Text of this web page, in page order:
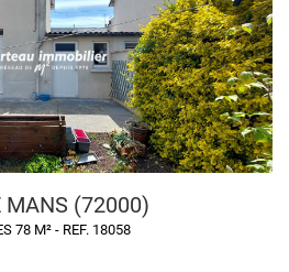
MANS (72000)
78 M² - REF. 18058